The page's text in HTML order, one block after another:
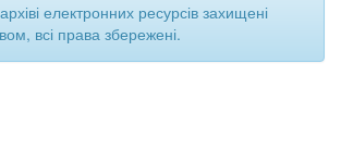
електронних ресурсів захищені
всі права збережені.